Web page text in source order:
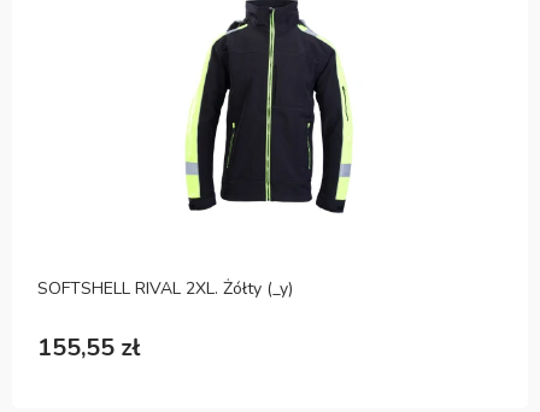
SOFTSHELL RIVAL 2XL. Żółty (_y)
155,55 zł